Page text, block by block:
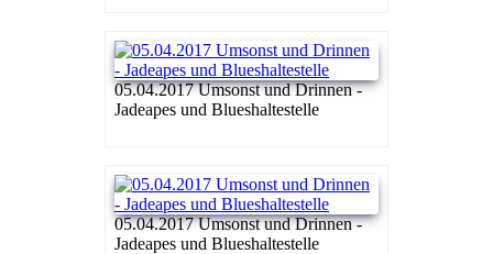
05.04.2017 Umsonst und Drinnen -
Jadeapes und Blueshaltestelle
05.04.2017 Umsonst und Drinnen -
Jadeapes und Blueshaltestelle